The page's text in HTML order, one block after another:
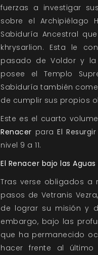
fuerzas a investigar
sobre el Archipiélago
Sabiduría Ancestral
khrysarlion. Esta le
pasado de Voldor y
posee el Templo
Sabiduría también
de cumplir sus propios
Este es el cuarto
Renacer paraEl
nivel 9 a 11.
El Renacer bajo las Aguas
Tras verse obligados a
pasos de Vetranis
de lograr su misión y
embargo, bajo las
que ha permanecido
hacer frente al